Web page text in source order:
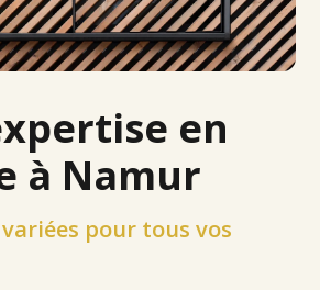
en
à Namur
pour tous vos